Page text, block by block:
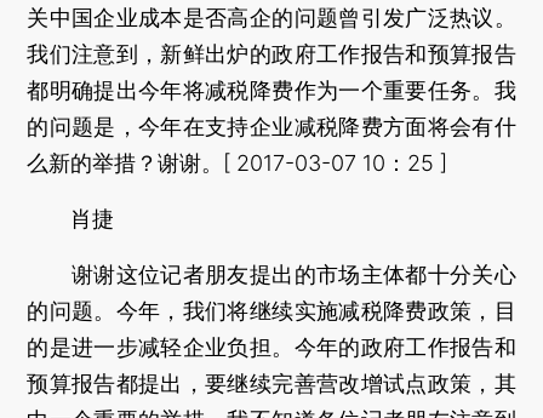
关中国企业成本是否高企的问题曾引发广泛热议。
我们注意到，新鲜出炉的政府工作报告和预算报告
都明确提出今年将减税降费作为一个重要任务。我
的问题是，今年在支持企业减税降费方面将会有什
么新的举措？谢谢。[ 2017-03-07 10：25 ]
肖捷
谢谢这位记者朋友提出的市场主体都十分关心
的问题。今年，我们将继续实施减税降费政策，目
的是进一步减轻企业负担。今年的政府工作报告和
预算报告都提出，要继续完善营改增试点政策，其